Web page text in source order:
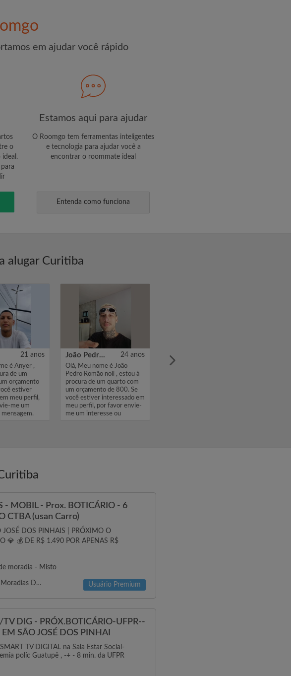
de receber ofertas exclusivas e atualizações de
em ajudar você rápido
o
ideal.
Estamos aqui para ajudar
O Roomgo tem ferramentas inteligentes
e tecnologia para ajudar você a
encontrar o roommate ideal
Entenda como funciona
alugar Curitiba
21 anos
é Anyer ,
de um
orçamento
estiver
meu perfil,
me um
João Pedro Romão noli 24 anos
Olá, Meu nome é João
Pedro Romão noli , estou à
procura de um quarto com
um orçamento de 800. Se
você estiver interessado em
meu perfil, por favor envie-
me um interesse ou
- MOBIL - Prox. BOTICÁRIO - 6
CTBA (usan Carro)
DOS PINHAIS | PRÓXIMO O
​💎 💰 DE R$ 1.490 POR APENAS R$
moradia - Misto
Do Arvoredo Ii Usuário Premium
DIG - PRÓX.BOTICÁRIO-UFPR--
SÃO JOSÉ DOS PINHAI
TV DIGITAL na Sala Estar Social-
políc Guatupê , -+ - 8 min. da UFPR